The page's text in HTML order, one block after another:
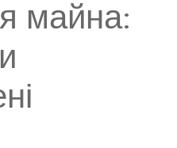
майна: